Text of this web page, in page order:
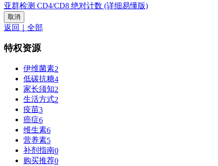
亚群检测 CD4/CD8 绝对计数 (详细易懂版)
取消
返回｜全部
特权资源
伊维菌素2
低碳抗糖4
家长须知2
生活方式2
疫苗3
癌症6
维生素6
营养素5
补剂指南0
购买推荐0